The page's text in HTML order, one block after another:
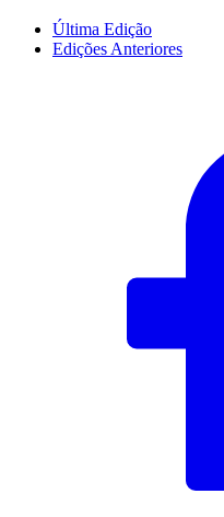
Última Edição
Edições Anteriores